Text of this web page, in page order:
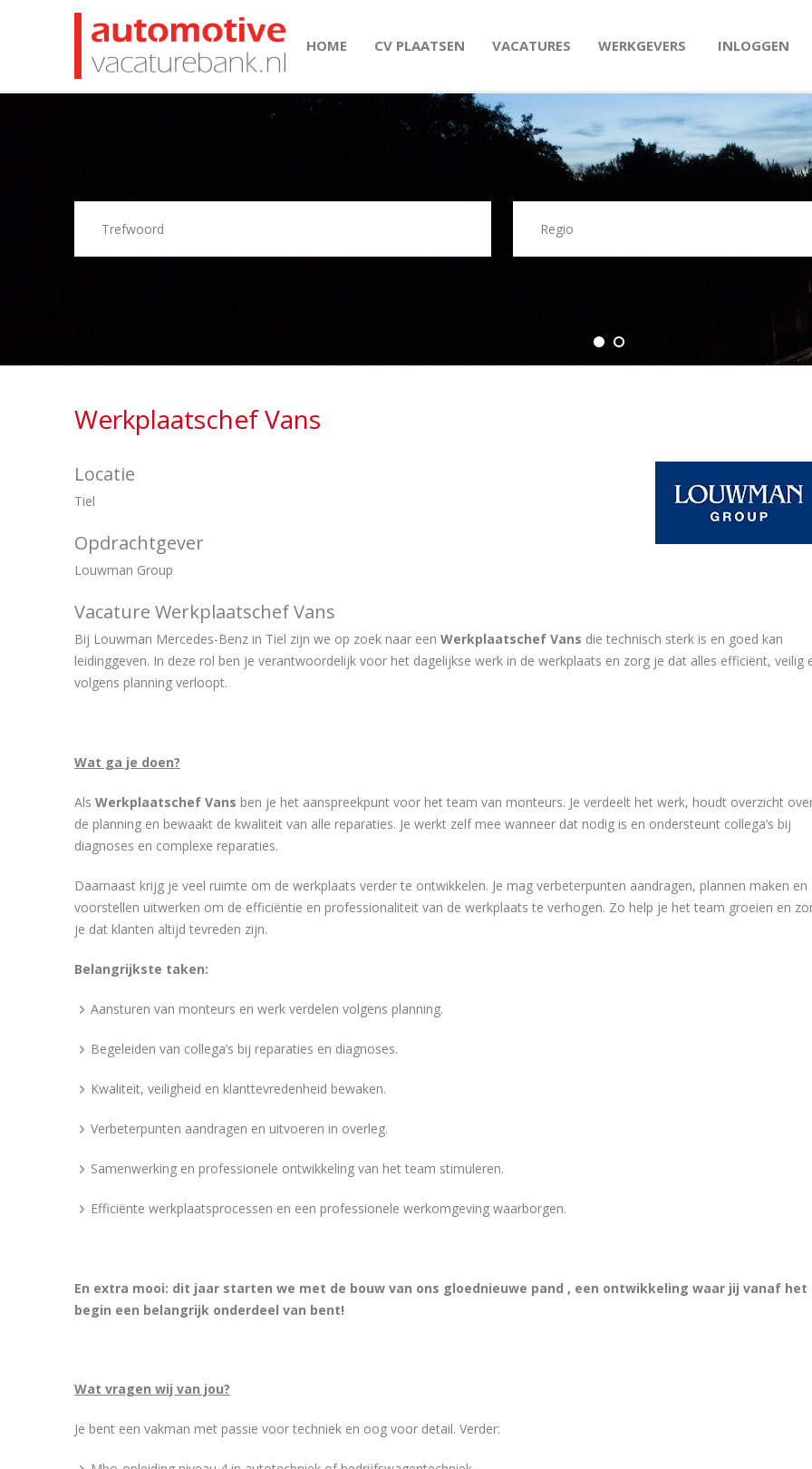
HOME CV PLAATSEN VACATURES WERKGEVERS INLOGGEN
Werkplaatschef Vans
Locatie
Tiel
Opdrachtgever
Louwman Group
Vacature Werkplaatschef Vans
Bij Louwman Mercedes-Benz in Tiel zijn we op zoek naar een Werkplaatschef Vans die technisch sterk is en goed kan
leidinggeven. In deze rol ben je verantwoordelijk voor het dagelijkse werk in de werkplaats en zorg je dat alles efficiënt, veilig
volgens planning verloopt.
Wat ga je doen?
Als Werkplaatschef Vans ben je het aanspreekpunt voor het team van monteurs. Je verdeelt het werk, houdt overzicht
de planning en bewaakt de kwaliteit van alle reparaties. Je werkt zelf mee wanneer dat nodig is en ondersteunt collega’s bij
diagnoses en complexe reparaties.
Daarnaast krijg je veel ruimte om de werkplaats verder te ontwikkelen. Je mag verbeterpunten aandragen, plannen maken en
voorstellen uitwerken om de efficiëntie en professionaliteit van de werkplaats te verhogen. Zo help je het team groeien en
je dat klanten altijd tevreden zijn.
Belangrijkste taken:
Aansturen van monteurs en werk verdelen volgens planning.
Begeleiden van collega’s bij reparaties en diagnoses.
Kwaliteit, veiligheid en klanttevredenheid bewaken.
Verbeterpunten aandragen en uitvoeren in overleg.
Samenwerking en professionele ontwikkeling van het team stimuleren.
Efficiënte werkplaatsprocessen en een professionele werkomgeving waarborgen.
En extra mooi: dit jaar starten we met de bouw van ons gloednieuwe pand , een ontwikkeling waar jij vanaf het
begin een belangrijk onderdeel van bent!
Wat vragen wij van jou?
Je bent een vakman met passie voor techniek en oog voor detail. Verder: